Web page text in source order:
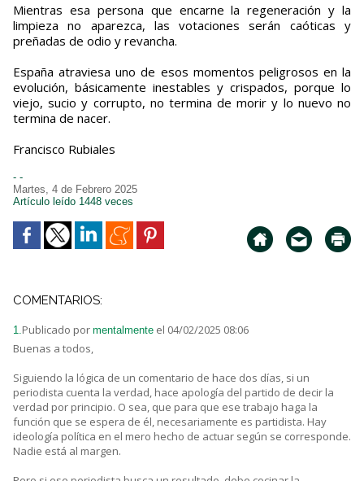
Mientras esa persona que encarne la regeneración y la
limpieza no aparezca, las votaciones serán caóticas y
preñadas de odio y revancha.
España atraviesa uno de esos momentos peligrosos en la
evolución, básicamente inestables y crispados, porque lo
viejo, sucio y corrupto, no termina de morir y lo nuevo no
termina de nacer.
Francisco Rubiales
- -
Martes, 4 de Febrero 2025
Artículo leído 1448 veces
COMENTARIOS:
1.Publicado por mentalmente el 04/02/2025 08:06
Buenas a todos,
Siguiendo la lógica de un comentario de hace dos días, si un
periodista cuenta la verdad, hace apología del partido de decir la
verdad por principio. O sea, que para que ese trabajo haga la
función que se espera de él, necesariamente es partidista. Hay
ideología política en el mero hecho de actuar según se corresponde.
Nadie está al margen.